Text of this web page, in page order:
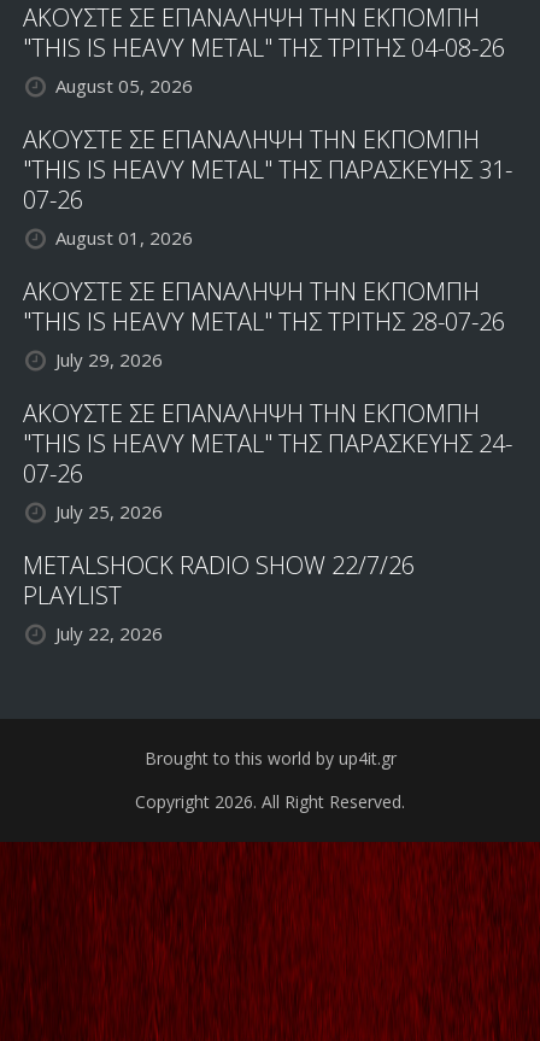
ΑΚΟΥΣΤΕ ΣΕ ΕΠΑΝΑΛΗΨΗ ΤΗΝ ΕΚΠΟΜΠΗ
"THIS IS HEAVY METAL" ΤΗΣ ΤΡΙΤΗΣ 04-08-26
August 05, 2026
ΑΚΟΥΣΤΕ ΣΕ ΕΠΑΝΑΛΗΨΗ ΤΗΝ ΕΚΠΟΜΠΗ
"THIS IS HEAVY METAL" ΤΗΣ ΠΑΡΑΣΚΕΥΗΣ 31-
07-26
August 01, 2026
ΑΚΟΥΣΤΕ ΣΕ ΕΠΑΝΑΛΗΨΗ ΤΗΝ ΕΚΠΟΜΠΗ
"THIS IS HEAVY METAL" ΤΗΣ ΤΡΙΤΗΣ 28-07-26
July 29, 2026
ΑΚΟΥΣΤΕ ΣΕ ΕΠΑΝΑΛΗΨΗ ΤΗΝ ΕΚΠΟΜΠΗ
"THIS IS HEAVY METAL" ΤΗΣ ΠΑΡΑΣΚΕΥΗΣ 24-
07-26
July 25, 2026
METALSHOCK RADIO SHOW 22/7/26
PLAYLIST
July 22, 2026
Brought to this world by up4it.gr
Copyright 2026. All Right Reserved.